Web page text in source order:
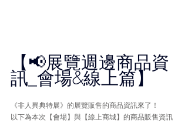
【📢展覽週邊商品資
訊_會場&線上篇】
《非人異典特展》的展覽販售的商品資訊來了！
以下為本次【會場】與【線上商城】的商品販售資訊